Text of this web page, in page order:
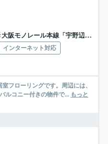
大阪モノレール本線「宇野辺」駅 徒歩12分
インターネット対応
フローリングです。周辺には、
ルコニー付きの物件で... もっと